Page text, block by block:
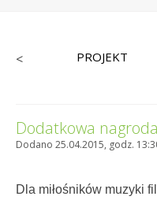
< PROJEKT
Dodatkowa
Dodano 25.04.2015, godz.
Dla miłośników muzyki